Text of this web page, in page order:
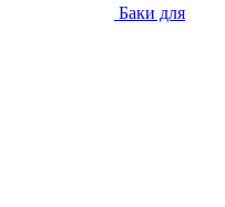
Баки для